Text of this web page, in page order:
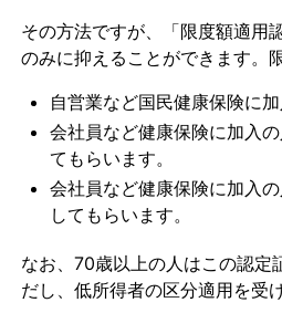
その方法ですが、「限度額適用
のみに抑えることができます。
自営業など国民健康保険に
会社員など健康保険に加入
てもらいます。
会社員など健康保険に加入
してもらいます。
なお、70歳以上の人はこの認定
だし、低所得者の区分適用を受